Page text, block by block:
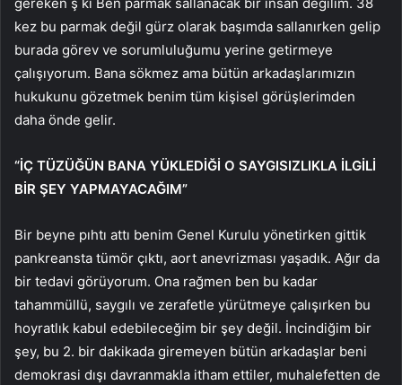
kez bu parmak değil gürz olarak başımda sallanırken gelip
burada görev ve sorumluluğumu yerine getirmeye
çalışıyorum. Bana sökmez ama bütün arkadaşlarımızın
hukukunu gözetmek benim tüm kişisel görüşlerimden
daha önde gelir.
“İÇ TÜZÜĞÜN BANA YÜKLEDİĞİ O SAYGISIZLIKLA İLGİLİ
BİR ŞEY YAPMAYACAĞIM”
Bir beyne pıhtı attı benim Genel Kurulu yönetirken gittik
pankreansta tümör çıktı, aort anevrizması yaşadık. Ağır da
bir tedavi görüyorum. Ona rağmen ben bu kadar
tahammüllü, saygılı ve zerafetle yürütmeye çalışırken bu
hoyratlık kabul edebileceğim bir şey değil. İncindiğim bir
şey, bu 2. bir dakikada giremeyen bütün arkadaşlar beni
demokrasi dışı davranmakla itham ettiler, muhalefetten de